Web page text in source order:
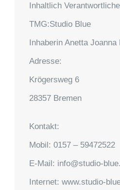
Inhaltlich
TMG:Studio Blue
Inhaberin Anetta Joanna
Adresse:
Krögersweg 6
28357 Bremen
Kontakt:
Mobil: 0157 – 59472522
E-Mail: info@studio-
Internet: www.studio-